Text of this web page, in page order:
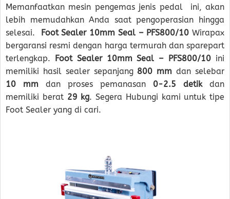
Memanfaatkan mesin pengemas jenis pedal ini, akan
lebih memudahkan Anda saat pengoperasian hingga
selesai.
Foot Sealer 10mm Seal – PFS800/10 Wirapax
bergaransi resmi dengan harga termurah dan sparepart
terlengkap.
Foot Sealer 10mm Seal – PFS800/10 ini
memiliki hasil sealer sepanjang 800 mm dan selebar
10 mm dan proses pemanasan 0-2.5 detikdan
memiliki berat 29 kg. Segera Hubungi kami untuk tipe
Foot Sealer yang di cari.